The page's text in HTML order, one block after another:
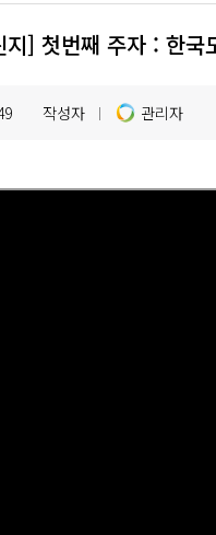
] 첫번째 주자 : 한국
작성자 | 관리자